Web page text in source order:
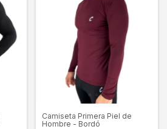
Camiseta Primera Piel de
Hombre - Bordó